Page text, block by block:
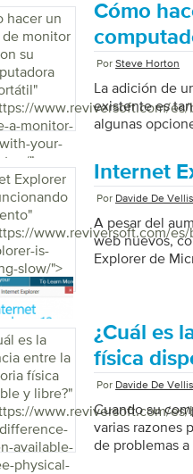
hacer un
de monitor
su
"
www.reviversoft.com/
a-monitor-
your-
">
Cómo
Por Steve Horton
La adición de
existente es
algunas
Explorer
"
www.reviversoft.com/
is-
slow/">
Internet
Por Davide De Vellis
A pesar del
web nuevos,
Explorer de
conocido
rendimiento (y
lo largo de los
[…]
es la
entre la
física
y libre?"
www.reviversoft.com/es/
available-
physical-
¿Cuál es
física
Por Davide De Vellis
Cuando su
varias razones
de problemas